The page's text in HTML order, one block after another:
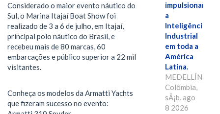
Considerado o maior evento náutico do
Sul, o Marina Itajaí Boat Show foi
realizado de 3 a 6 de julho, em Itajaí,
principal polo náutico do Brasil, e
recebeu mais de 80 marcas, 60
embarcações e público superior a 22 mil
visitantes.
Conheça os modelos da Armatti Yachts
que fizeram sucesso no evento:
impulsionar
a
Inteligência
Industrial
em toda a
América
Latina.
MEDELLÍN,
Colômbia,
sÃ¡b, ago
8 2026